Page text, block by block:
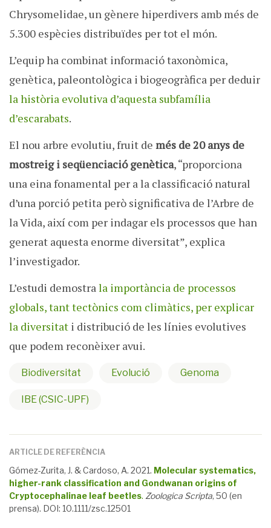
Chrysomelidae, un gènere hiperdivers amb més de
5.300 espècies distribuïdes per tot el món.
L’equip ha combinat informació taxonòmica,
genètica, paleontològica i biogeogràfica per deduir
la història evolutiva d’aquesta subfamília
d’escarabats.
El nou arbre evolutiu, fruit de més de 20 anys de
mostreig i seqüenciació genètica, “proporciona
una eina fonamental per a la classificació natural
d’una porció petita però significativa de l’Arbre de
la Vida, així com per indagar els processos que han
generat aquesta enorme diversitat”, explica
l’investigador.
L’estudi demostrala importància de processos
globals, tant tectònics com climàtics, per explicar
la diversitat i distribució de les línies evolutives
que podem reconèixer avui.
Biodiversitat Evolució Genoma
IBE (CSIC-UPF)
ARTICLE DE REFERÈNCIA
Gómez-Zurita, J. & Cardoso, A. 2021. Molecular systematics,
higher-rank classification and Gondwanan origins of
Cryptocephalinae leaf beetles. Zoologica Scripta, 50 (en
prensa). DOI: 10.1111/zsc.12501